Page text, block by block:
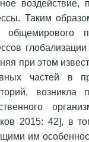
воздействие,
Таким
общемирового
при этом
частей в
возникла
2015: 42], в
им